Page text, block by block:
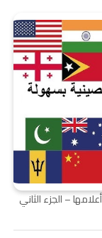
– الجزء الثاني